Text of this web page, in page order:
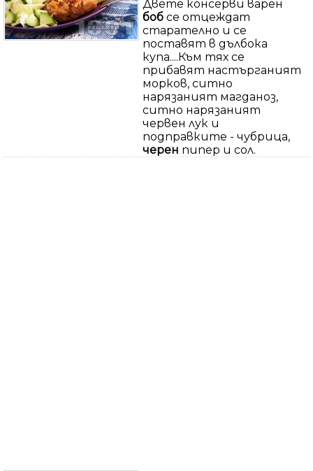
Двете консерви варен
боб се отцеждат
старателно и се
поставят в дълбока
купа....Към тях се
прибавят настърганият
морков, ситно
нарязаният магданоз,
ситно нарязаният
червен лук и
подправките - чубрица,
черен пипер и сол.